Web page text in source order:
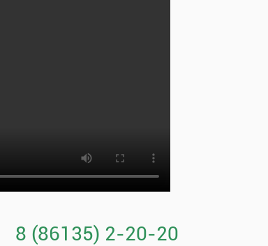
8 (86135) 2-20-20